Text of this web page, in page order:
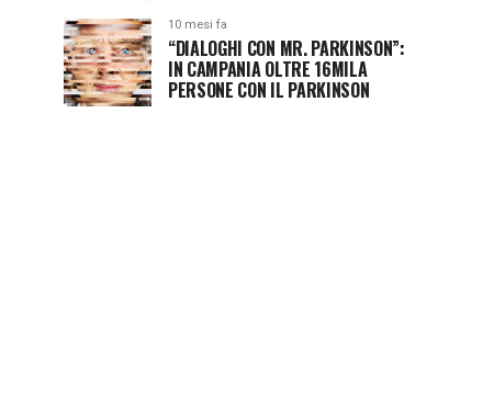
10 mesi fa
“DIALOGHI CON MR. PARKINSON”:
IN CAMPANIA OLTRE 16MILA
PERSONE CON IL PARKINSON